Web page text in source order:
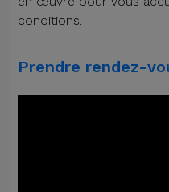
conditions.
Prendre rendez-